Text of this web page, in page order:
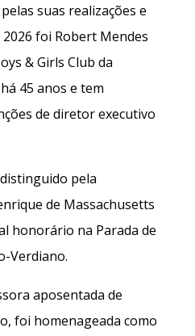
suas realizações e
foi Robert Mendes
& Girls Club da
45 anos e tem
de diretor executivo
pela
de Massachusetts
honorário na Parada de
Verdiano.
aposentada de
foi homenageada como